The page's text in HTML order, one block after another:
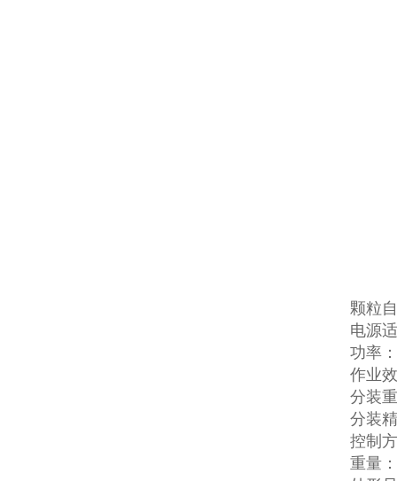
颗粒
电源
功率
作业
分装
分装
控制
重量